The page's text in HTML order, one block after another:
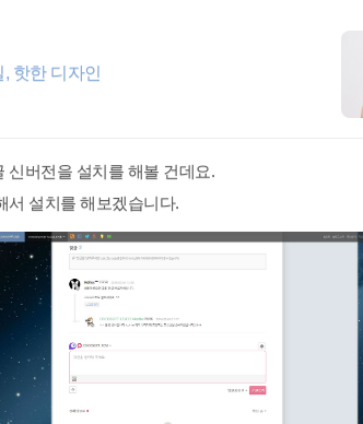
핫한 디자인
신버전을 설치를 해볼 건데요.
서 설치를 해보겠습니다.